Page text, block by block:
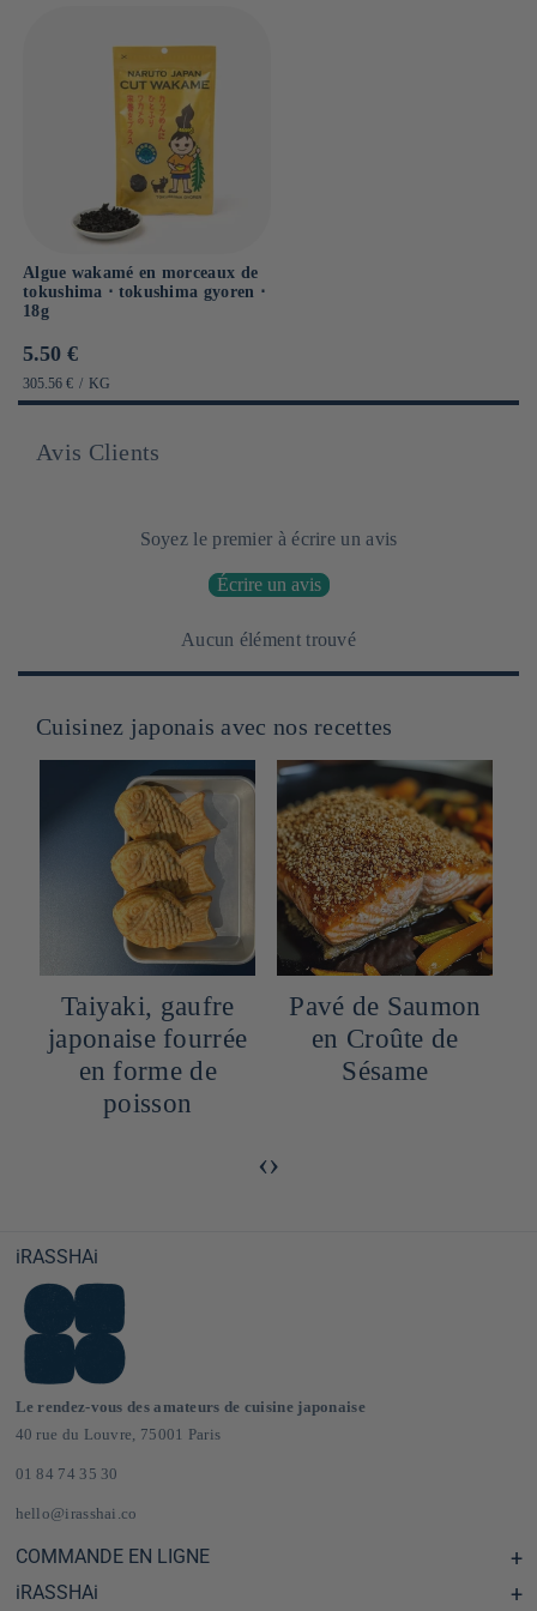
Algue wakamé en morceaux de
tokushima ⋅ tokushima gyoren ⋅
18g
Prix
habituel
5.50 €
PRIX
UNITAIRE
305.56 € / PAR
KG
Avis Clients
Soyez le premier à écrire un avis
Écrire un avis
Aucun élément trouvé
Cuisinez japonais avec nos recettes
Pavé de Saumon
en Croûte de
Sésame
Madeleine en
coque de
‹›
iRASSHAi
Le rendez-vous des amateurs de cuisine japonaise
40 rue du Louvre, 75001 Paris
01 84 74 35 30
hello@irasshai.co
COMMANDE EN LIGNE
Centre d'aide & FAQ
iRASSHAi